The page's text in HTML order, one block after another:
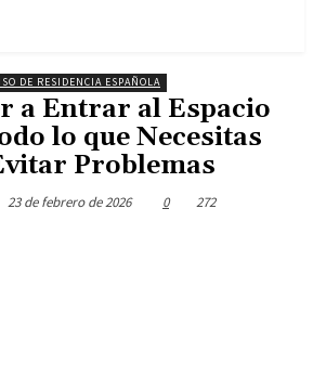
DE RESIDENCIA ESPAÑOLA
a Entrar al Espacio
lo que Necesitas
Problemas
23 de febrero de 2026 0 272